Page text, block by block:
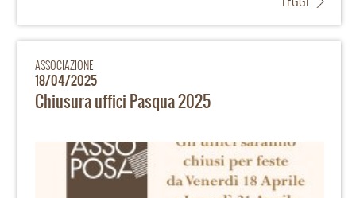
ASSOCIAZIONE
18/04/2025
Chiusura uffici Pasqua 2025